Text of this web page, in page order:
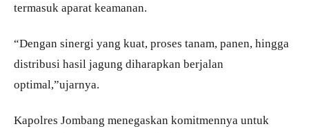
termasuk aparat keamanan.
“Dengan sinergi yang kuat, proses tanam, panen, hingga
distribusi hasil jagung diharapkan berjalan
optimal,”ujarnya.
Kapolres Jombang menegaskan komitmennya untuk